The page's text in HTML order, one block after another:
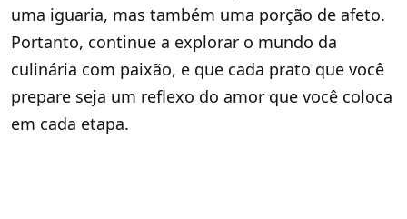
uma iguaria, mas também uma porção de afeto.
Portanto, continue a explorar o mundo da
culinária com paixão, e que cada prato que você
prepare seja um reflexo do amor que você coloca
em cada etapa.